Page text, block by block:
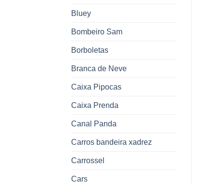
Bluey
Bombeiro Sam
Borboletas
Branca de Neve
Caixa Pipocas
Caixa Prenda
Canal Panda
Carros bandeira xadrez
Carrossel
Cars